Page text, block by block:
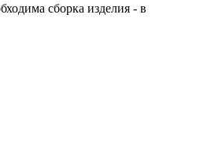
сборка изделия - в